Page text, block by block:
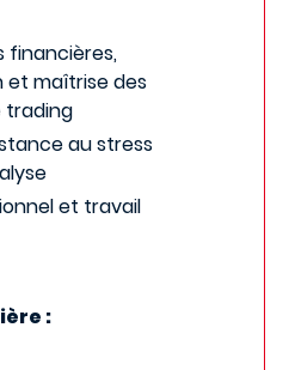
financières,
maîtrise des
trading
au stress
et travail
: